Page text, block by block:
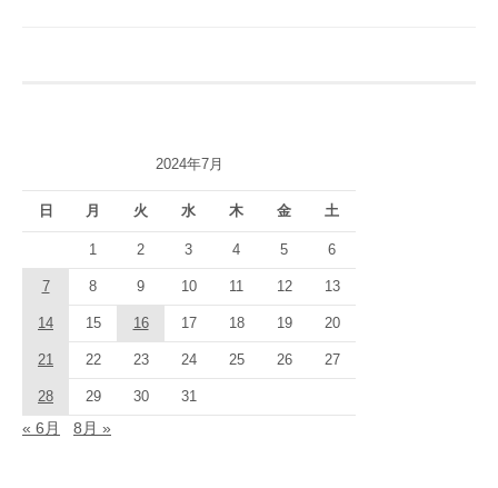
2024年7月
日 月 火 水 木 金 土
1 2 3 4 5 6
7 8 9 10 11 12 13
14 15 16 17 18 19 20
21 22 23 24 25 26 27
28 29 30 31
« 6月 8月 »